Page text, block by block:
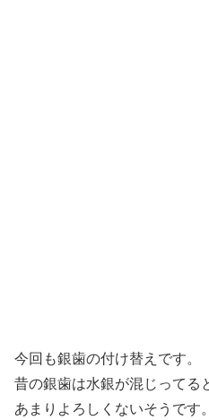
今回も銀歯の付け替えです。
昔の銀歯は水銀が混じってる
あまりよろしくないそうです。